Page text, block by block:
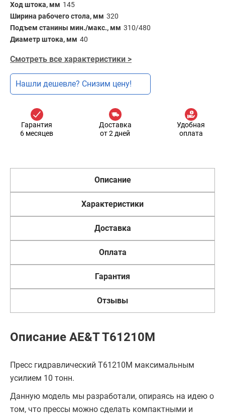
Ход штока, мм 145
Ширина рабочего стола, мм 320
Подъем станины мин./макс., мм 310/480
Диаметр штока, мм 40
Смотреть все характеристики >
Нашли дешевле? Снизим цену!
Гарантия
6 месяцев
Доставка
от 2 дней
Удобная
оплата
Описание
Характеристики
Доставка
Оплата
Гарантия
Отзывы
Описание AE&T T61210M
Пресс гидравлический T61210M максимальным
усилием 10 тонн.
Данную модель мы разработали, опираясь на идею о
том, что прессы можно сделать компактными и